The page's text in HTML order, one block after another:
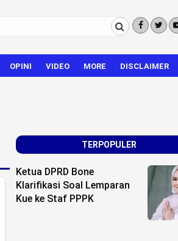
OPINI VIDEO MORE DISCLAIMER
TERPOPULER
Ketua DPRD Bone
Klarifikasi Soal Lemparan
Kue ke Staf PPPK